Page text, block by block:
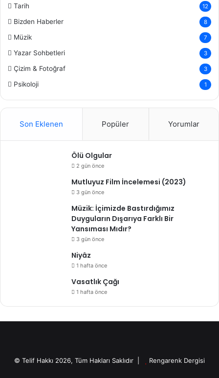
Tarih 12
Bizden Haberler 8
Müzik 7
Yazar Sohbetleri 3
Çizim & Fotoğraf 3
Psikoloji 1
Son Eklenen Popüler Yorumlar
Ölü Olgular
2 gün önce
Mutluyuz Film İncelemesi (2023)
3 gün önce
Müzik: İçimizde Bastırdığımız
Duyguların Dışarıya Farklı Bir
Yansıması Mıdır?
3 gün önce
Niyâz
1 hafta önce
Vasatlık Çağı
1 hafta önce
© Telif Hakkı 2026, Tüm Hakları Saklıdır | Rengarenk Dergisi